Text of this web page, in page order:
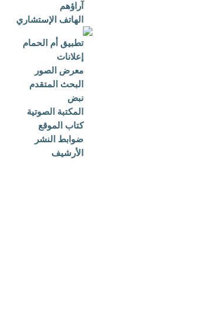
آراؤهم
الهاتف الإستشاري
تطبيق أم الحمام
إعلانات
معرض الصور
البحث المتقدم
نبض
المكتبة الصوتية
كتاب الموقع
ضوابط النشر
الأرشيف